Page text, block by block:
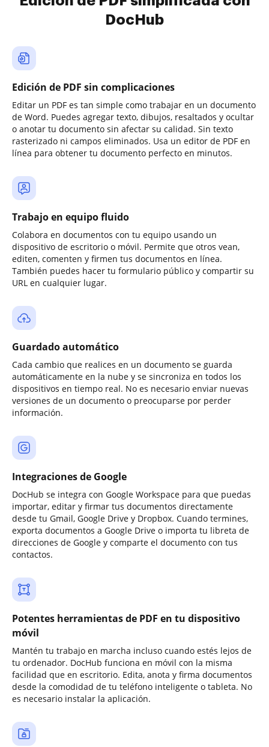
DocHub
Edición de PDF sin complicaciones
Editar un PDF es tan simple como trabajar en un documento
de Word. Puedes agregar texto, dibujos, resaltados y ocultar
o anotar tu documento sin afectar su calidad. Sin texto
rasterizado ni campos eliminados. Usa un editor de PDF en
línea para obtener tu documento perfecto en minutos.
Trabajo en equipo fluido
Colabora en documentos con tu equipo usando un
dispositivo de escritorio o móvil. Permite que otros vean,
editen, comenten y firmen tus documentos en línea.
También puedes hacer tu formulario público y compartir su
URL en cualquier lugar.
Guardado automático
Cada cambio que realices en un documento se guarda
automáticamente en la nube y se sincroniza en todos los
dispositivos en tiempo real. No es necesario enviar nuevas
versiones de un documento o preocuparse por perder
información.
Integraciones de Google
DocHub se integra con Google Workspace para que puedas
importar, editar y firmar tus documentos directamente
desde tu Gmail, Google Drive y Dropbox. Cuando termines,
exporta documentos a Google Drive o importa tu libreta de
direcciones de Google y comparte el documento con tus
contactos.
Potentes herramientas de PDF en tu dispositivo
móvil
Mantén tu trabajo en marcha incluso cuando estés lejos de
tu ordenador. DocHub funciona en móvil con la misma
facilidad que en escritorio. Edita, anota y firma documentos
desde la comodidad de tu teléfono inteligente o tableta. No
es necesario instalar la aplicación.